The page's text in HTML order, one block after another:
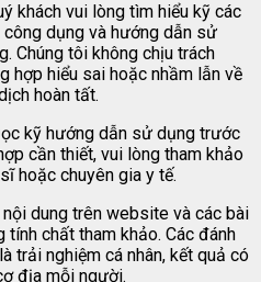
khách vui lòng tìm hiểu kỹ các
công dụng và hướng dẫn sử
Chúng tôi không chịu trách
hợp hiểu sai hoặc nhầm lẫn về
hoàn tất.
kỹ hướng dẫn sử dụng trước
cần thiết, vui lòng tham khảo
hoặc chuyên gia y tế.
dung trên website và các bài
tính chất tham khảo. Các đánh
trải nghiệm cá nhân, kết quả có
địa mỗi người.